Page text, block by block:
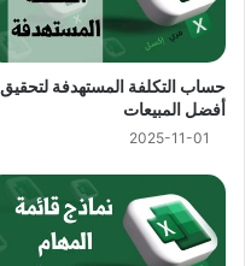
حساب التكلفة المستهدفة لتحقيق
أفضل المبيعات
2025-11-01